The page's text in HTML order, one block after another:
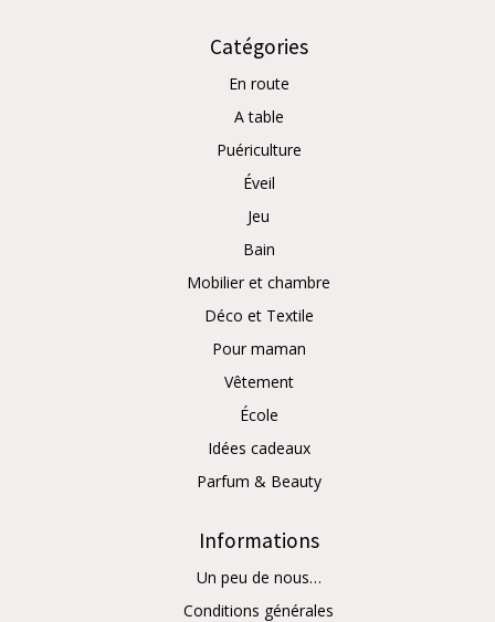
Catégories
En route
A table
Puériculture
Éveil
Jeu
Bain
Mobilier et chambre
Déco et Textile
Pour maman
Vêtement
École
Idées cadeaux
Parfum & Beauty
Informations
Un peu de nous…
Conditions générales